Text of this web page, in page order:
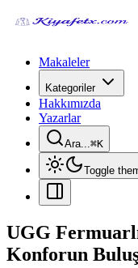
Makaleler
Kategoriler
Hakkımızda
Yazarlar
Ara...⌘K
Toggle
UGG
Konforun